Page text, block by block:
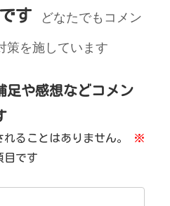
す
どなたでもコメン
策を施しています
足や感想などコメン
ることはありません。
※
目です